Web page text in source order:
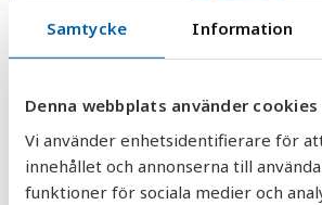
Samtycke Information
Denna webbplats använder cookies
Vi använder enhetsidentifierare för
innehållet och annonserna till
funktioner för sociala medier och